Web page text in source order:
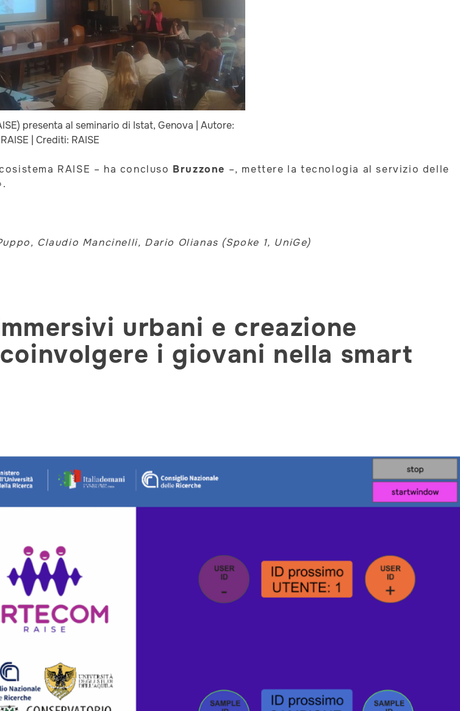
presenta al seminario di Istat, Genova | Autore:
RAISE | Crediti: RAISE
RAISE – ha concluso Bruzzone –, mettere la tecnologia al servizio delle
Claudio Mancinelli, Dario Olianas (Spoke 1, UniGe)
urbani e creazione
i giovani nella smart